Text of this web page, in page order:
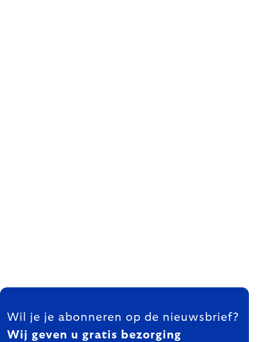
FOOTER
Wil je je abonneren op de nieuwsbrief?
Wij geven u gratis bezorging